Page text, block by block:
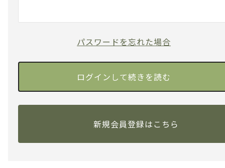
パスワードを忘れた場合
新規会員登録はこちら